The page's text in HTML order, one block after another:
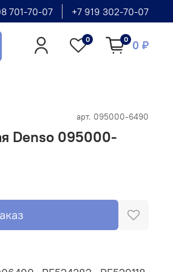
701-70-07 +7 919 302-70-07
0 0 0 ₽
арт. 095000-6490
Denso 095000-